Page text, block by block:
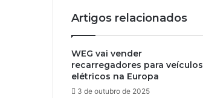
Artigos relacionados
WEG vai vender
recarregadores para veículos
elétricos na Europa
3 de outubro de 2025